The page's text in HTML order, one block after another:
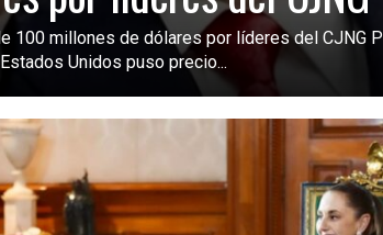
100 millones de dólares por líderes del CJNG
Unidos puso precio...